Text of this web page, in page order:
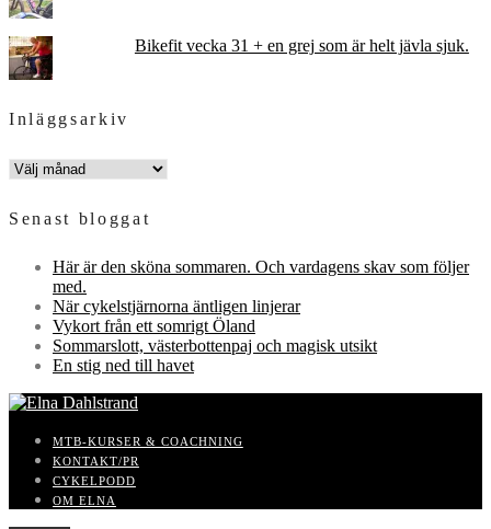
Bikefit vecka 31 + en grej som är helt jävla sjuk.
Inläggsarkiv
INLÄGGSARKIV
Senast bloggat
Här är den sköna sommaren. Och vardagens skav som följer
med.
När cykelstjärnorna äntligen linjerar
Vykort från ett somrigt Öland
Sommarslott, västerbottenpaj och magisk utsikt
En stig ned till havet
MTB-KURSER & COACHNING
KONTAKT/PR
CYKELPODD
OM ELNA